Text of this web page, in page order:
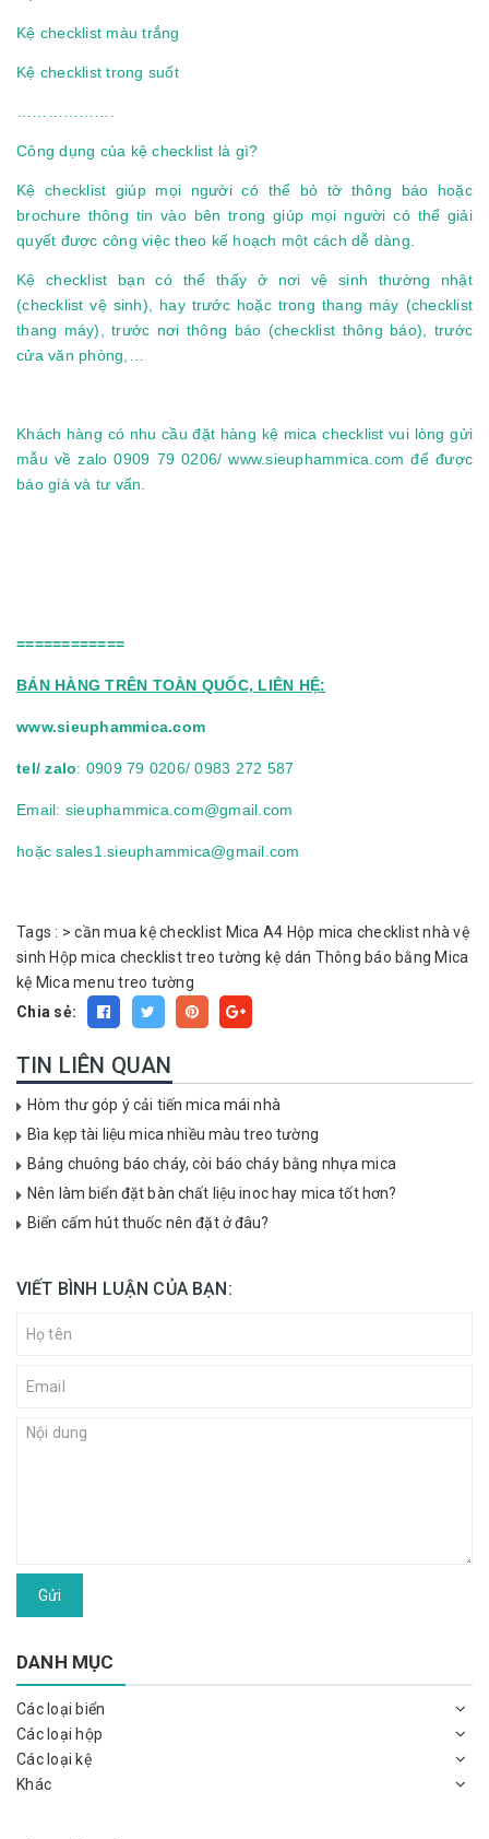
Kệ checklist màu trắng
Kệ checklist trong suốt
Công dụng của kệ checklist là gì?
Kệ checklist giúp mọi người có thể bỏ tờ thông báo hoặc
brochure thông tin vào bên trong giúp mọi người có thể giải
quyết được công việc theo kế hoạch một cách dễ dàng.
Kệ checklist bạn có thể thấy ở nơi vệ sinh thường nhật
(checklist vệ sinh), hay trước hoặc trong thang máy (checklist
thang máy), trước nơi thông báo (checklist thông báo), trước
cửa văn phòng,…
Khách hàng có nhu cầu đặt hàng kệ mica checklist vui lòng gửi
mẫu về zalo 0909 79 0206/www.sieuphammica.com để được
báo giá và tư vấn.
============
BÁN HÀNG TRÊN TOÀN QUỐC, LIÊN HỆ:
www.sieuphammica.com
tel/ zalo: 0909 79 0206/ 0983 272 587
Email: sieuphammica.com@gmail.com
hoặcsales1.sieuphammica@gmail.com
Tags : >cần mua kệ checklist Mica A4 Hộp mica checklist nhà vệ
sinh Hộp mica checklist treo tường kệ dán Thông báo bằng Mica
kệ Mica menu treo tường
Chia sẻ:
TIN LIÊN QUAN
Hòm thư góp ý cải tiến mica mái nhà
Bìa kẹp tài liệu mica nhiều màu treo tường
Bảng chuông báo cháy, còi báo cháy bằng nhựa mica
Nên làm biển đặt bàn chất liệu inoc hay mica tốt hơn?
Biển cấm hút thuốc nên đặt ở đâu?
VIẾT BÌNH LUẬN CỦA BẠN:
Gửi
DANH MỤC
Các loại biển
Các loại hộp
Các loại kệ
Khác